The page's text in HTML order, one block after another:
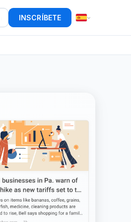
INSCRÍBETE